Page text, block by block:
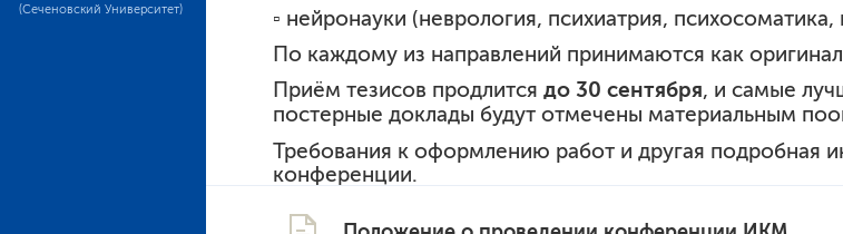
(Сеченовский Университет)
▫️ нейронауки (неврология, психиатрия,
По каждому из направлений принимаются как
Приём тезисов продлится до 30 сентября, и самые
постерные доклады будут отмечены материальным
Требования к оформлению работ и другая
конференции.